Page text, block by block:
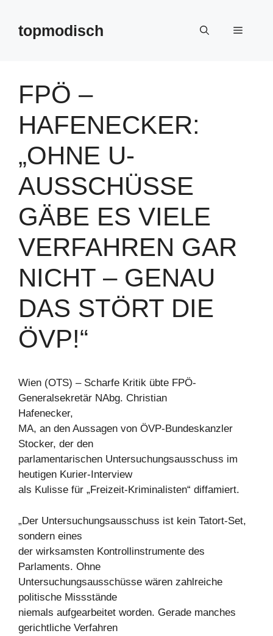
springentopmodisch Menü
FPÖ –
HAFENECKER:
„OHNE U-
AUSSCHÜSSE
GÄBE ES VIELE
VERFAHREN GAR
NICHT – GENAU
DAS STÖRT DIE
ÖVP!“
Wien (OTS) – Scharfe Kritik übte FPÖ-
Generalsekretär NAbg. Christian
Hafenecker,
MA, an den Aussagen von ÖVP-Bundeskanzler
Stocker, der den
parlamentarischen Untersuchungsausschuss im
heutigen Kurier-Interview
als Kulisse für „Freizeit-Kriminalisten“ diffamiert.
„Der Untersuchungsausschuss ist kein Tatort-Set,
sondern eines
der wirksamsten Kontrollinstrumente des
Parlaments. Ohne
Untersuchungsausschüsse wären zahlreiche
politische Missstände
niemals aufgearbeitet worden. Gerade manches
gerichtliche Verfahren